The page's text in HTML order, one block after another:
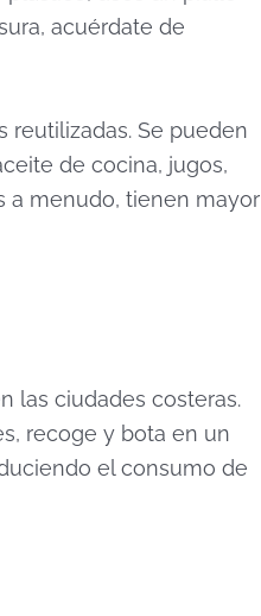
acuérdate de
reutilizadas. Se pueden
de cocina, jugos,
a menudo, tienen mayor
las ciudades costeras.
recoge y bota en un
el consumo de